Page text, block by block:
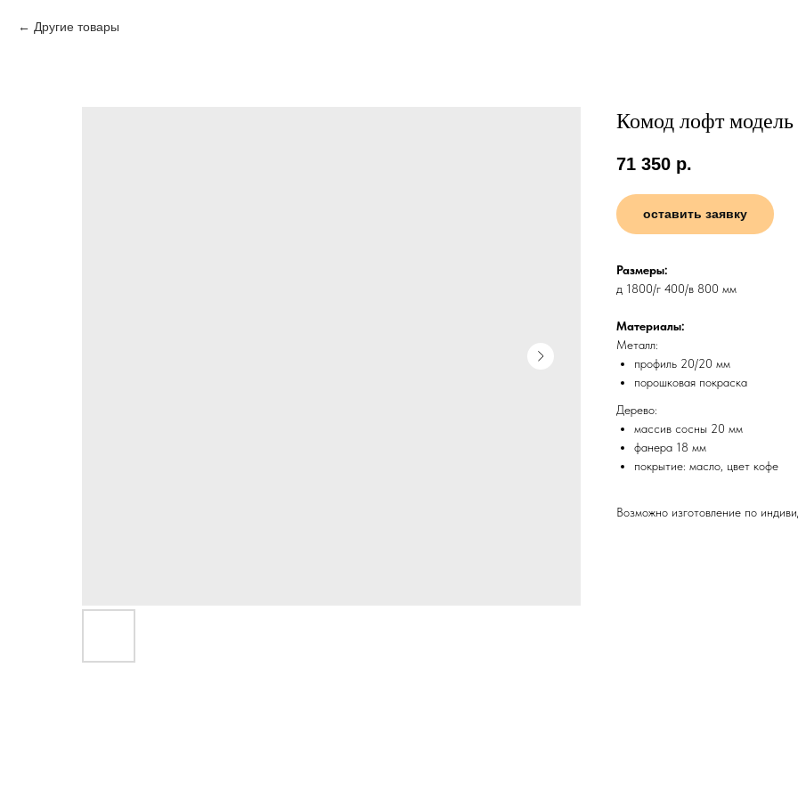
Другие товары
Комод лофт модель
71 350 р.
оставить заявку
Размеры:
д 1800/г 400/в 800 мм
Материалы:
Металл:
профиль 20/20 мм
порошковая покраска
Дерево:
массив сосны 20 мм
фанера 18 мм
покрытие: масло, цвет кофе
Возможно изготовление по